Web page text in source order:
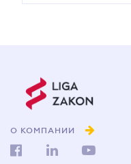
О КОМПАНИИ